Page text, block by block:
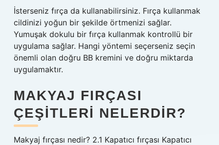
İsterseniz fırça da kullanabilirsiniz. Fırça kullanmak
cildinizi yoğun bir şekilde örtmenizi sağlar.
Yumuşak dokulu bir fırça kullanmak kontrollü bir
uygulama sağlar. Hangi yöntemi seçerseniz seçin
önemli olan doğru BB kremini ve doğru miktarda
uygulamaktır.
MAKYAJ FIRÇASI
ÇEŞITLERI NELERDIR?
Makyaj fırçası nedir? 2.1 Kapatıcı fırçası Kapatıcı